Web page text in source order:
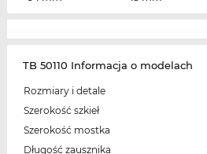
TB 50110 Informacja o modelach
Rozmiary i detale
Szerokość szkieł
Szerokość mostka
Długość zausznika